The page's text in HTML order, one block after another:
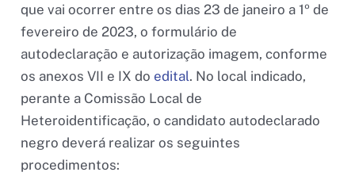
que vai ocorrer entre os dias 23 de janeiro a 1º de
fevereiro de 2023, o formulário de
autodeclaração e autorização imagem, conforme
os anexos VII e IX do edital. No local indicado,
perante a Comissão Local de
Heteroidentificação, o candidato autodeclarado
negro deverá realizar os seguintes
procedimentos: